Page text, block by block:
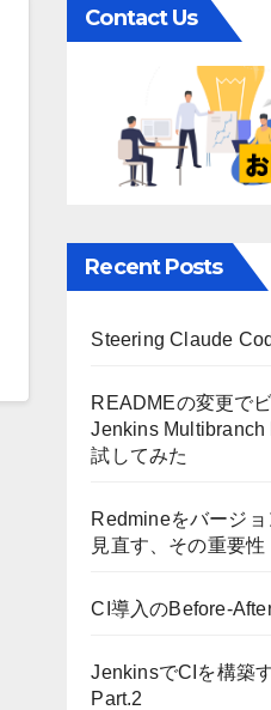
Contact Us
Recent Posts
Steering Claude
READMEの変更で
Jenkins
試してみた
Redmineをバージ
見直す、その重要性
CI導入のBefore-
JenkinsでCIを構築
Part.2